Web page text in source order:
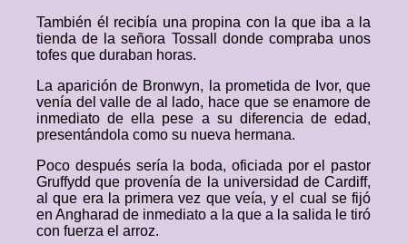
También él recibía una propina con la que iba a la
tienda de la señora Tossall donde compraba unos
tofes que duraban horas.
La aparición de Bronwyn, la prometida de Ivor, que
venía del valle de al lado, hace que se enamore de
inmediato de ella pese a su diferencia de edad,
presentándola como su nueva hermana.
Poco después sería la boda, oficiada por el pastor
Gruffydd que provenía de la universidad de Cardiff,
al que era la primera vez que veía, y el cual se fijó
en Angharad de inmediato a la que a la salida le tiró
con fuerza el arroz.